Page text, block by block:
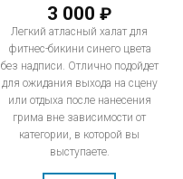
3 000 ₽
Легкий атласный халат для
фитнес-бикини синего цвета
без надписи. Отлично подойдет
для ожидания выхода на сцену
или отдыха после нанесения
грима вне зависимости от
категории, в которой вы
выступаете.